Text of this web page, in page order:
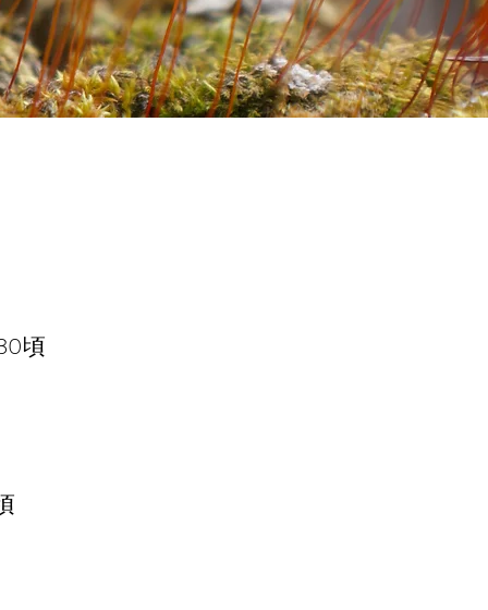
頃